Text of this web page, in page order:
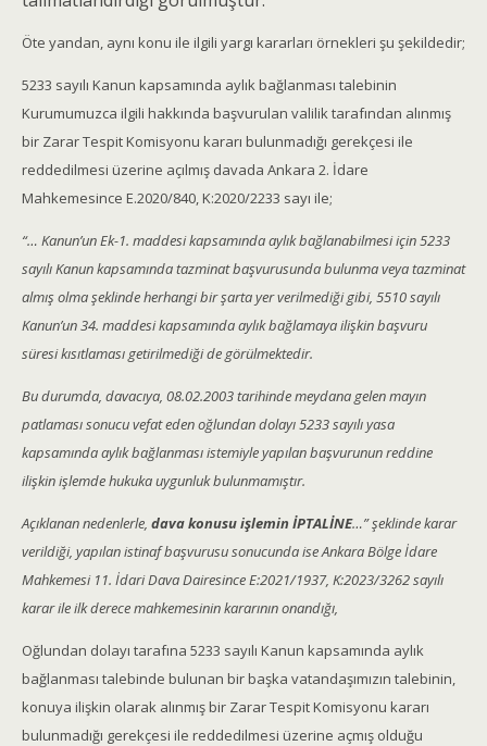
Öte yandan, aynı konu ile ilgili yargı kararları örnekleri şu şekildedir;
5233 sayılı Kanun kapsamında aylık bağlanması talebinin
Kurumumuzca ilgili hakkında başvurulan valilik tarafından alınmış
bir Zarar Tespit Komisyonu kararı bulunmadığı gerekçesi ile
reddedilmesi üzerine açılmış davada Ankara 2. İdare
Mahkemesince E.2020/840, K:2020/2233 sayı ile;
“… Kanun’un Ek-1. maddesi kapsamında aylık bağlanabilmesi için 5233
sayılı Kanun kapsamında tazminat başvurusunda bulunma veya tazminat
almış olma şeklinde herhangi bir şarta yer verilmediği gibi, 5510 sayılı
Kanun’un 34. maddesi kapsamında aylık bağlamaya ilişkin başvuru
süresi kısıtlaması getirilmediği de görülmektedir.
Bu durumda, davacıya, 08.02.2003 tarihinde meydana gelen mayın
patlaması sonucu vefat eden oğlundan dolayı 5233 sayılı yasa
kapsamında aylık bağlanması istemiyle yapılan başvurunun reddine
ilişkin işlemde hukuka uygunluk bulunmamıştır.
Açıklanan nedenlerle, dava konusu işlemin İPTALİNE…” şeklinde karar
verildiği, yapılan istinaf başvurusu sonucunda ise Ankara Bölge İdare
Mahkemesi 11. İdari Dava Dairesince E:2021/1937, K:2023/3262 sayılı
karar ile ilk derece mahkemesinin kararının onandığı,
Oğlundan dolayı tarafına 5233 sayılı Kanun kapsamında aylık
bağlanması talebinde bulunan bir başka vatandaşımızın talebinin,
konuya ilişkin olarak alınmış bir Zarar Tespit Komisyonu kararı
bulunmadığı gerekçesi ile reddedilmesi üzerine açmış olduğu